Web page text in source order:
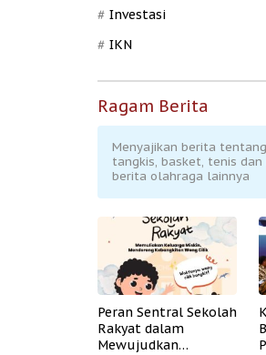
Investasi
IKN
Ragam Berita
Menyajikan berita
tangkis, basket, tenis
berita olahraga lainnya
Peran Sentral Sekolah
Rakyat dalam
Mewujudkan